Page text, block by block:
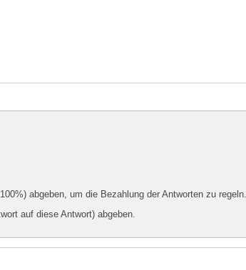
abgeben, um die Bezahlung der Antworten zu regeln.
auf diese Antwort) abgeben.